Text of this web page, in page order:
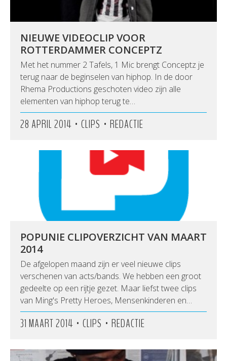
NIEUWE VIDEOCLIP VOOR
ROTTERDAMMER CONCEPTZ
Met het nummer 2 Tafels, 1 Mic brengt Conceptz je
terug naar de beginselen van hiphop. In de door
Rhema Productions geschoten video zijn alle
elementen van hiphop terug te…
28 APRIL 2014 • CLIPS • REDACTIE
POPUNIE CLIPOVERZICHT VAN MAART
2014
De afgelopen maand zijn er veel nieuwe clips
verschenen van acts/bands. We hebben een groot
gedeelte op een rijtje gezet. Maar liefst twee clips
van Ming's Pretty Heroes, Mensenkinderen en…
31 MAART 2014 • CLIPS • REDACTIE